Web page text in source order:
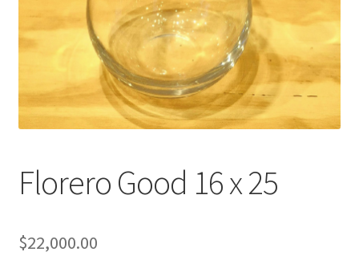
Florero Good 16 x 25
$22,000.00